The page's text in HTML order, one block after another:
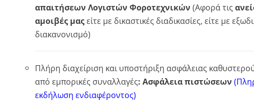
απαιτήσεων Λογιστών Φοροτεχνικών (Αφορά τις
αμοιβές μαςείτε με δικαστικές διαδικασίες, είτε με
διακανονισμό)
Πλήρη διαχείριση και υποστήριξη ασφάλειας
από εμπορικές συναλλαγές: Ασφάλεια πιστώσεων
εκδήλωση ενδιαφέροντος)